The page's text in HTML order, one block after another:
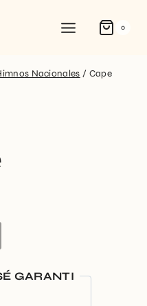
0
Nacionales / Cape
GARANTI